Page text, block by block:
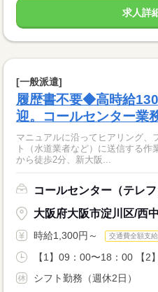
求人詳
[一般派遣]
履歴書不要◆高時給
迎。コールセンター業
マニュアルに沿ってヒアリング、
ト（水道業者など）に送信する
から徒歩2分、新大阪...
コールセンター（テレ
大阪府大阪市淀川区/西
時給1,300円～ 交通費全額支給
【1】09：00〜18：00 【2
シフト勤務（週休2日）